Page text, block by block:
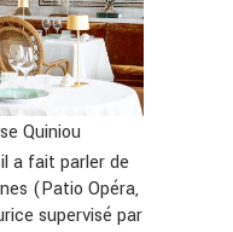
Quiniou
a fait parler de
(Patio Opéra,
supervisé par